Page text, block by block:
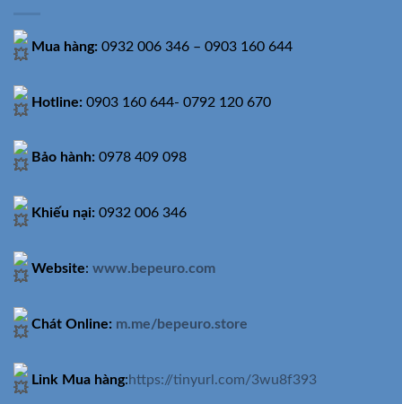
Mua hàng: 0932 006 346 – 0903 160 644
Hotline: 0903 160 644- 0792 120 670
Bảo hành: 0978 409 098
Khiếu nại: 0932 006 346
Website: www.bepeuro.com
Chát Online: m.me/bepeuro.store
Link Mua hàng:https://tinyurl.com/3wu8f393